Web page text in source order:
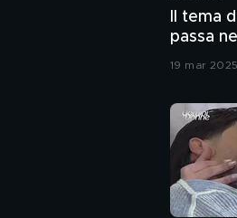
Il tema
passa
19 mar